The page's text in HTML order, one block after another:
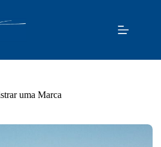
uma Marca